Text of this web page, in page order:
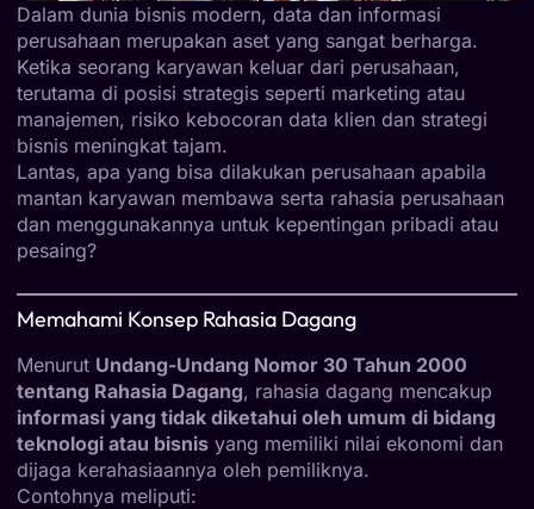
Dalam dunia bisnis modern, data dan informasi
perusahaan merupakan aset yang sangat berharga.
Ketika seorang karyawan keluar dari perusahaan,
terutama di posisi strategis seperti marketing atau
manajemen, risiko kebocoran data klien dan strategi
bisnis meningkat tajam.
Lantas, apa yang bisa dilakukan perusahaan apabila
mantan karyawan membawa serta rahasia perusahaan
dan menggunakannya untuk kepentingan pribadi atau
pesaing?
Memahami Konsep Rahasia Dagang
Menurut Undang-Undang Nomor 30 Tahun 2000
tentang Rahasia Dagang, rahasia dagang mencakup
informasi yang tidak diketahui oleh umum di bidang
teknologi atau bisnis yang memiliki nilai ekonomi dan
dijaga kerahasiaannya oleh pemiliknya.
Contohnya meliputi: